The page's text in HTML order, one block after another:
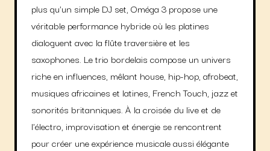
plus qu'un simple DJ set, Oméga 3 propose une
véritable performance hybride où les platines
dialoguent avec la flûte traversière et les
saxophones. Le trio bordelais compose un univers
riche en influences, mêlant house, hip-hop, afrobeat,
musiques africaines et latines, French Touch, jazz et
sonorités britanniques. À la croisée du live et de
l'électro, improvisation et énergie se rencontrent
pour créer une expérience musicale aussi élégante